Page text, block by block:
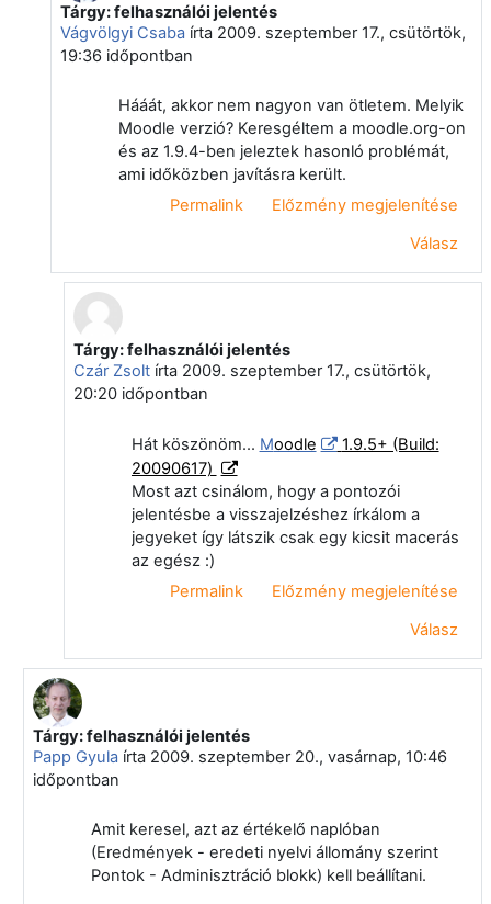
Válasz erre: Czár Zsolt
Tárgy: felhasználói jelentés
Vágvölgyi Csabaírta 2009. szeptember 17., csütörtök,
19:36időpontban
Hááát, akkor nem nagyon van ötletem. Melyik
Moodle verzió? Keresgéltem a moodle.org-on
és az 1.9.4-ben jeleztek hasonló problémát,
ami időközben javításra került.
Permalink
Előzmény megjelenítése
Válasz
Válasz erre: Vágvölgyi Csaba
Tárgy: felhasználói jelentés
Czár Zsoltírta 2009. szeptember 17., csütörtök,
20:20időpontban
Hát köszönöm... Moodle
1.9.5+ (Build:
20090617)
Most azt csinálom, hogy a pontozói
jelentésbe a visszajelzéshez írkálom a
jegyeket így látszik csak egy kicsit macerás
az egész :)
Permalink
Előzmény megjelenítése
Válasz
Válasz erre: Czár Zsolt
Tárgy: felhasználói jelentés
Papp Gyulaírta 2009. szeptember 20., vasárnap, 10:46
időpontban
Amit keresel, azt az értékelő naplóban
(Eredmények - eredeti nyelvi állomány szerint
Pontok - Adminisztráció blokk) kell beállítani.